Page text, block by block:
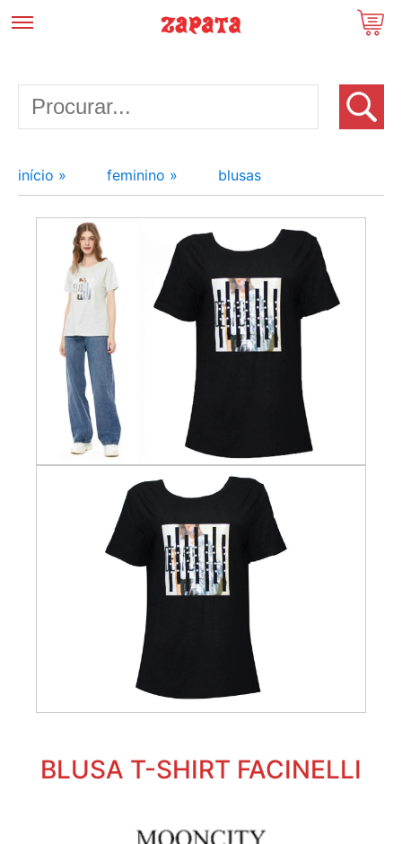
início » feminino » blusas
BLUSA T-SHIRT FACINELLI